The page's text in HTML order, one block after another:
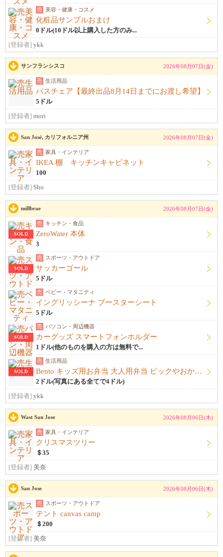
売 美容・健康・コスメ
化粧品サンプルおまけ
0ドル(10ドル以上購入した方のみ...
[登録者] ykk
サンフランシスコ 2026年08月07日(金)
売 生活用品
バスチェア【最終出品8月14日までにお渡し希望】
5ドル
[登録者] mori
San José, カリフォルニア州 2026年08月07日(金)
売 家具・インテリア
IKEA 棚 キッチンキャビネット
100
[登録者] Sho
millbrae 2026年08月07日(金)
SOLD
売 キッチン・食品
ZeroWater 本体
3
SOLD
売 スポーツ・アウトドア
サッカーゴール
5ドル
売 ベビー・マタニティ
イングリッシーナ ブースターシート
5ドル
SOLD
売 パソコン・周辺機器
カーグッズ スマートフォンホルダー
1ドル(他のものを購入の方は無料で...
SOLD
売 生活用品
Bento キッズ用お弁当 大人用弁当 ピックやおかずカップ他
2ドル(写真にある全てで4ドル)
[登録者] ykk
Wast San Jose 2026年08月06日(木)
売 家具・インテリア
クリスマスツリー
＄35
[登録者] 美奈
San Jose 2026年08月06日(木)
売 スポーツ・アウトドア
テント canvas camp
＄200
[登録者] 美奈